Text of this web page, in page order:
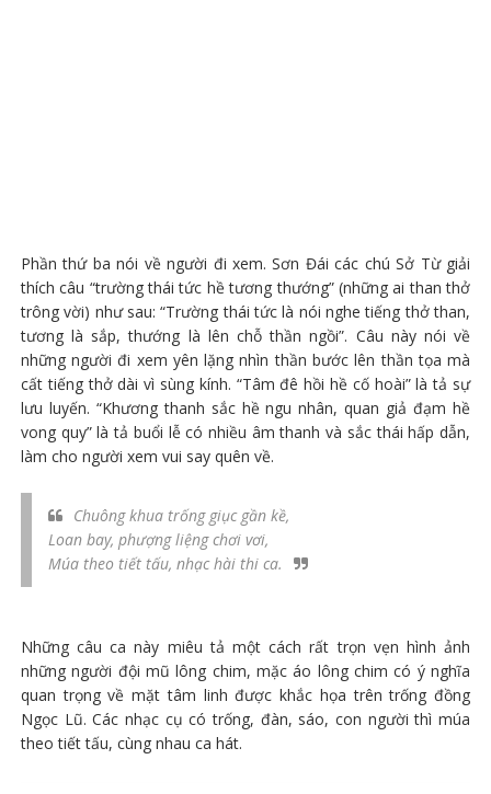
Phần thứ ba nói về người đi xem. Sơn Đái các chú Sở Từ giải
thích câu “trường thái tức hề tương thướng” (những ai than thở
trông vời) như sau: “Trường thái tức là nói nghe tiếng thở than,
tương là sắp, thướng là lên chỗ thần ngồi”. Câu này nói về
những người đi xem yên lặng nhìn thần bước lên thần tọa mà
cất tiếng thở dài vì sùng kính. “Tâm đê hồi hề cố hoài” là tả sự
lưu luyến. “Khương thanh sắc hề ngu nhân, quan giả đạm hề
vong quy” là tả buổi lễ có nhiều âm thanh và sắc thái hấp dẫn,
làm cho người xem vui say quên về.
Chuông khua trống giục gần kề,
Loan bay, phượng liệng chơi vơi,
Múa theo tiết tấu, nhạc hài thi ca.
Những câu ca này miêu tả một cách rất trọn vẹn hình ảnh
những người đội mũ lông chim, mặc áo lông chim có ý nghĩa
quan trọng về mặt tâm linh được khắc họa trên trống đồng
Ngọc Lũ. Các nhạc cụ có trống, đàn, sáo, con người thì múa
theo tiết tấu, cùng nhau ca hát.